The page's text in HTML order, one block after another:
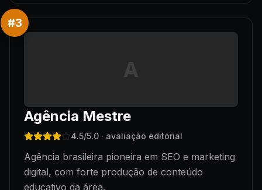
#3
A
Agência Mestre
4.5/5.0 · avaliação editorial
Agência brasileira pioneira em SEO e marketing
digital, com forte produção de conteúdo
educativo da área.